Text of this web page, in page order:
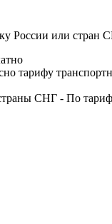
России или стран
тарифу
СНГ - По